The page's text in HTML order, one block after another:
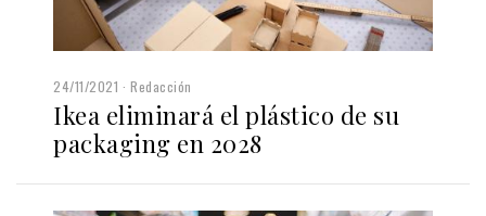
24/11/2021 Redacción
Ikea eliminará el plástico de su
packaging en 2028